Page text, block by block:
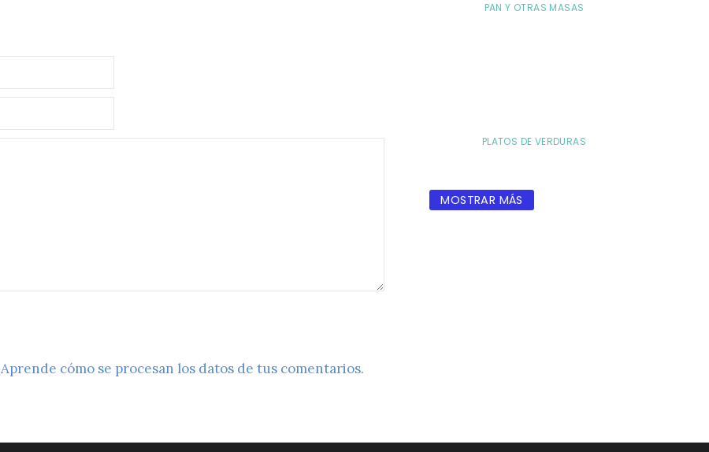
Aprende cómo se procesan los datos de tus comentarios.
PAN Y OTRAS MASAS
PLATOS DE VERDURAS
MOSTRAR MÁS